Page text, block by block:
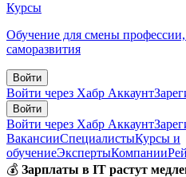
Курсы
Обучение для смены профессии,
саморазвития
Войти
Войти через Хабр Аккаунт
Войти
Войти через Хабр Аккаунт
ВакансииСпециалистыКурсы и
обучениеЭкспертыКомпании
💰 Зарплаты в IT растут